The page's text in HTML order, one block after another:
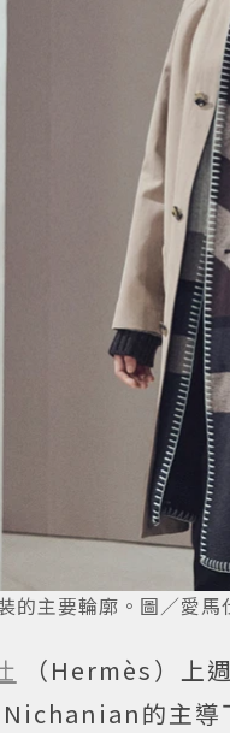
的主要輪廓。圖／愛馬
（Hermès）上
的主導